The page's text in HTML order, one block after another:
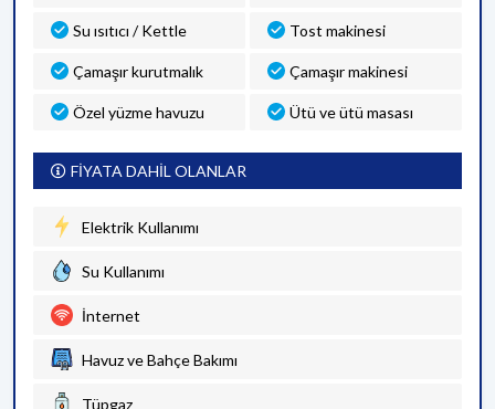
Su ısıtıcı / Kettle Tost makinesi
Çamaşır kurutmalık Çamaşır makinesi
Özel yüzme havuzu Ütü ve ütü masası
FİYATA DAHİL OLANLAR
Elektrik Kullanımı
Su Kullanımı
İnternet
Havuz ve Bahçe Bakımı
Tüpgaz